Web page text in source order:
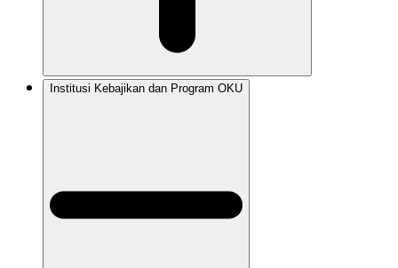
Institusi Kebajikan dan Program OKU